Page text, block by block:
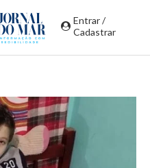
Entrar /
Cadastrar